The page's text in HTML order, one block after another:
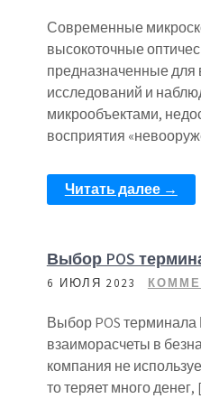
Современные
высокоточные
предназначенные
исследований и
микрообъектами,
восприятия
Читать далее →
Выбор POS
6 ИЮЛЯ 2023
Выбор POS
взаиморасчеты в
компания не
то теряет много